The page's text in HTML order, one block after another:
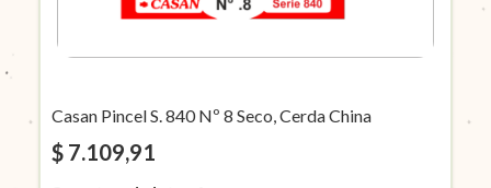
Casan Pincel S. 840 Nº 8 Seco, Cerda China
$ 7.109,91